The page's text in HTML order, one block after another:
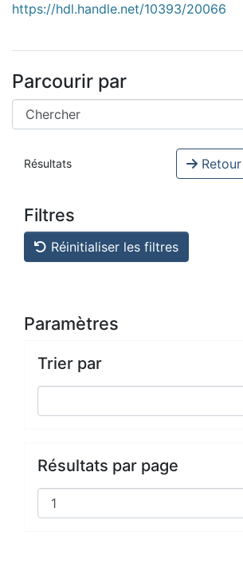
https://hdl.handle.net/10393/20066
Parcourir par
Résultats
Filtres
Réinitialiser les filtres
Paramètres
Trier par
Résultats par page